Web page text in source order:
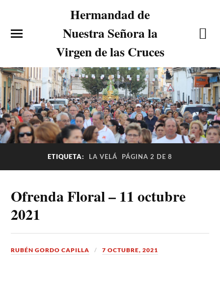
Hermandad de
Nuestra Señora la
Virgen de las Cruces
ETIQUETA: LA VELÁ PÁGINA 2 DE 8
Ofrenda Floral – 11 octubre
2021
RUBÉN GORDO CAPILLA 7 OCTUBRE, 2021